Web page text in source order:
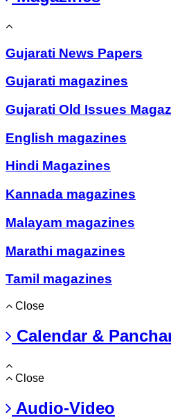
Gujarati News Papers
Gujarati magazines
Gujarati Old Issues
English magazines
Hindi Magazines
Kannada magazines
Malayam magazines
Marathi magazines
Tamil magazines
Close
Calendar &
Close
Audio-Video